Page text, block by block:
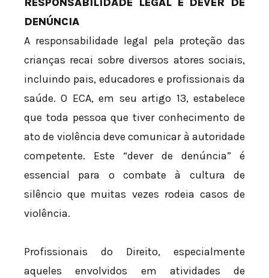
DENÚNCIA
A responsabilidade legal pela proteção das
crianças recai sobre diversos atores sociais,
incluindo pais, educadores e profissionais da
saúde. O ECA, em seu artigo 13, estabelece
que toda pessoa que tiver conhecimento de
ato de violência deve comunicar à autoridade
competente. Este “dever de denúncia” é
essencial para o combate à cultura de
silêncio que muitas vezes rodeia casos de
violência.
Profissionais do Direito, especialmente
aqueles envolvidos em atividades de